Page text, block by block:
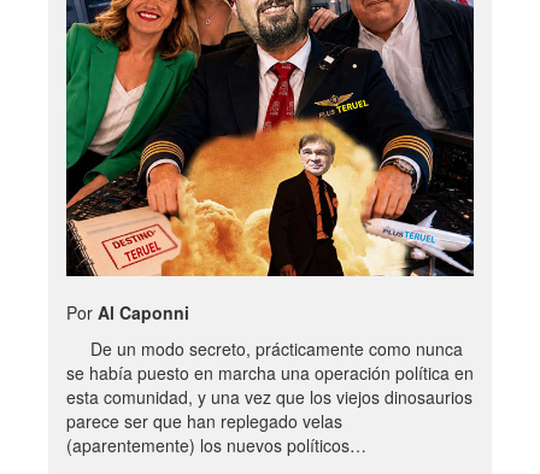
Por Al Caponni
De un modo secreto, prácticamente como nunca
se había puesto en marcha una operación política en
esta comunidad, y una vez que los viejos dinosaurios
parece ser que han replegado velas
(aparentemente) los nuevos políticos…